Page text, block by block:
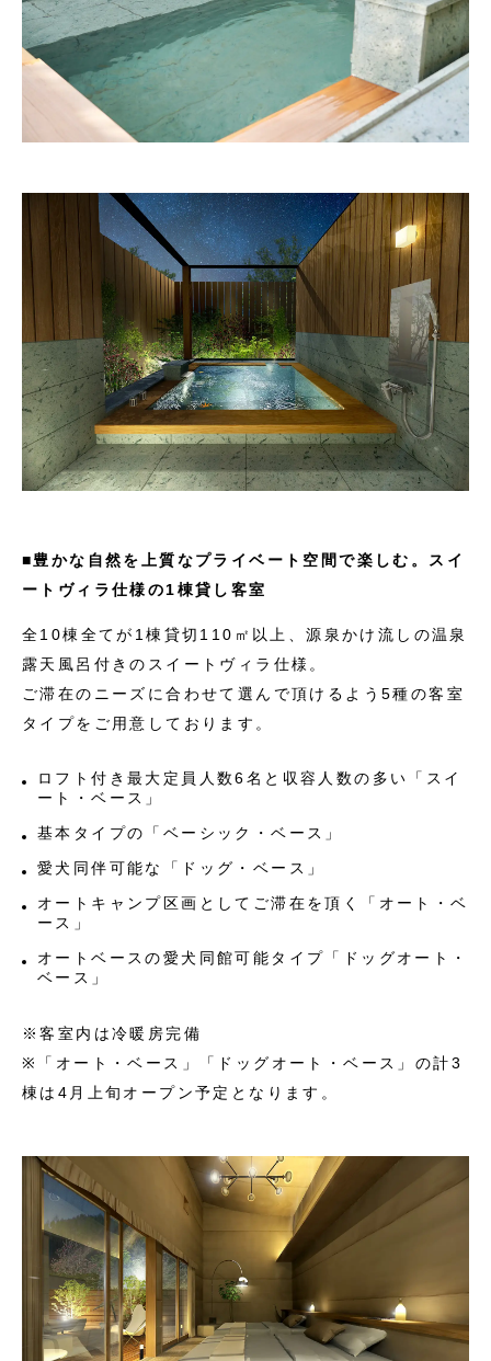
■豊かな自然を上質なプライベート空間で楽しむ。スイ
ートヴィラ仕様の1棟貸し客室
全10棟全てが1棟貸切110㎡以上、源泉かけ流しの温泉
露天風呂付きのスイートヴィラ仕様。
ご滞在のニーズに合わせて選んで頂けるよう5種の客室
タイプをご用意しております。
ロフト付き最大定員人数6名と収容人数の多い「スイ
ート・ベース」
基本タイプの「ベーシック・ベース」
愛犬同伴可能な「ドッグ・ベース」
オートキャンプ区画としてご滞在を頂く「オート・ベ
ース」
オートベースの愛犬同館可能タイプ「ドッグオート・
ベース」
※客室内は冷暖房完備
※「オート・ベース」「ドッグオート・ベース」の計3
棟は4月上旬オープン予定となります。